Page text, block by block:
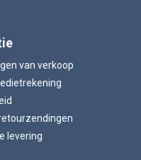
van verkoop
levering